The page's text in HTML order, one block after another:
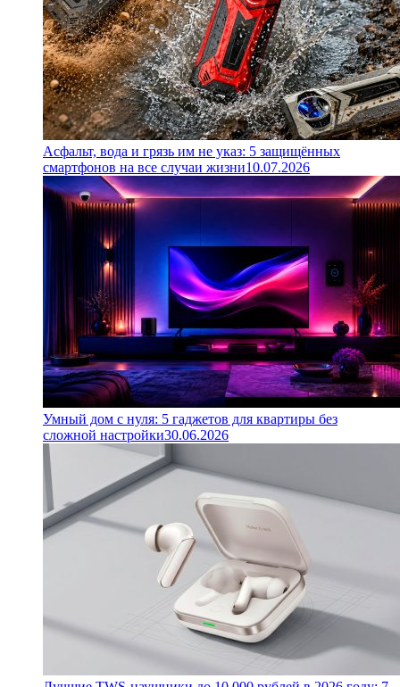
Асфальт, вода и грязь им не указ: 5 защищённых
смартфонов на все случаи жизни10.07.2026
Умный дом с нуля: 5 гаджетов для квартиры без
сложной настройки30.06.2026